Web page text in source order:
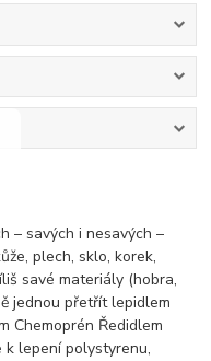
– savých i nesavých –
plech, sklo, korek,
savé materiály (hobra,
jednou přetřít lepidlem
Chemoprén Ředidlem
k lepení polystyrenu,